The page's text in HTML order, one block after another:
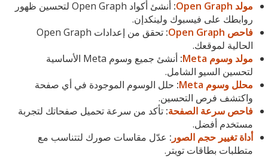
مولد Open Graph
:
أنشئ أكواد Open Graph لتحسين ظهور
روابطك على فيسبوك ولينكدإن.
فاحص Open Graph
:
تحقق من إعدادات Open Graph
الحالية لموقعك.
مولد وسوم Meta
:
أنشئ جميع وسوم Meta الأساسية
لتحسين السيو الشامل.
محلل وسوم Meta
: حلل الوسوم الموجودة في أي صفحة
واكتشف فرص التحسين.
فاحص سرعة الصفحة: تأكد من سرعة تحميل صفحاتك لتجربة
مستخدم أفضل.
أداة تغيير حجم الصور: عدّل مقاسات صورك لتتناسب مع
متطلبات بطاقات تويتر.